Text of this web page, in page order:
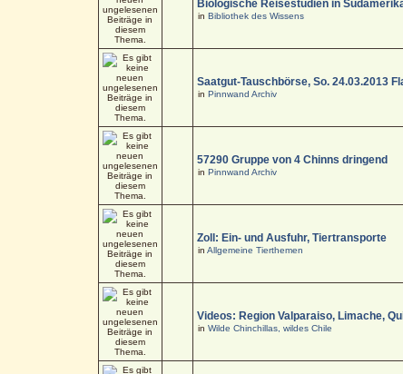
Biologische Reisestudien in
in Bibliothek des Wissens
Saatgut-Tauschbörse, So. 24.03.2013
in Pinnwand Archiv
57290 Gruppe von 4 Chinns dringend
in Pinnwand Archiv
Zoll: Ein- und Ausfuhr, Tiertransporte
in Allgemeine Tierthemen
Videos: Region Valparaiso, Limache,
in Wilde Chinchillas, wildes Chile